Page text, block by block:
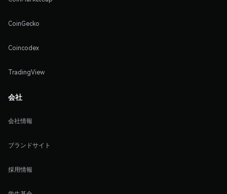
CoinGecko
Coincodex
TradingView
会社
会社情報
ブランドサイト
採用情報